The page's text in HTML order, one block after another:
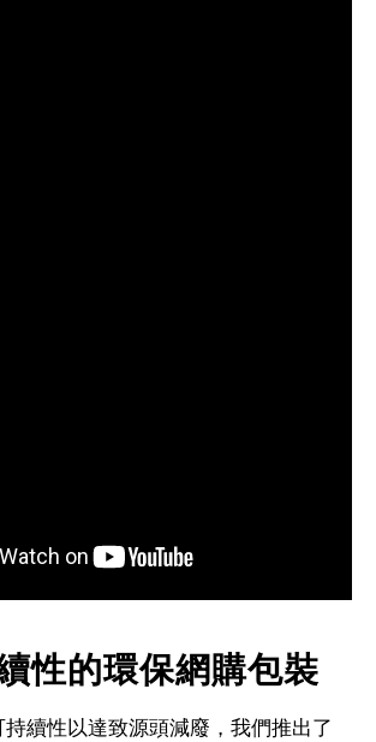
性的環保網購包裝
持續性以達致源頭減廢，我們推出了